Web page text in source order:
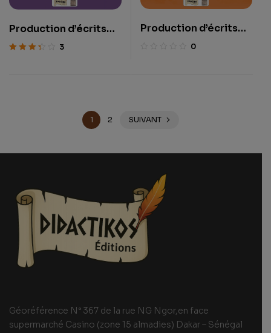
Production d’écrits
CM1
3
Production d’écrits
0
1 2 SUIVANT
Géoréférence N° 367 de la rue NG Ngor,en face
supermarché Casino (zone 15 almadies) Dakar – Sénégal